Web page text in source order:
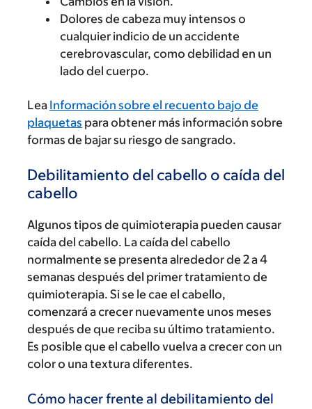
Dolores de cabeza muy intensos o
cualquier indicio de un accidente
cerebrovascular, como debilidad en un
lado del cuerpo.
Lea Información sobre el recuento bajo de
plaquetas para obtener más información sobre
formas de bajar su riesgo de sangrado.
Debilitamiento del cabello o caída del
cabello
Algunos tipos de quimioterapia pueden causar
caída del cabello. La caída del cabello
normalmente se presenta alrededor de 2 a 4
semanas después del primer tratamiento de
quimioterapia. Si se le cae el cabello,
comenzará a crecer nuevamente unos meses
después de que reciba su último tratamiento.
Es posible que el cabello vuelva a crecer con un
color o una textura diferentes.
Cómo hacer frente al debilitamiento del